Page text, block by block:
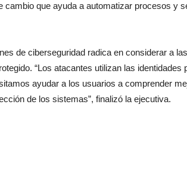
cambio que ayuda a automatizar procesos y
de ciberseguridad radica en considerar a las
“Los atacantes utilizan las identidades
ayudar a los usuarios a comprender
de los sistemas”, finalizó la ejecutiva.